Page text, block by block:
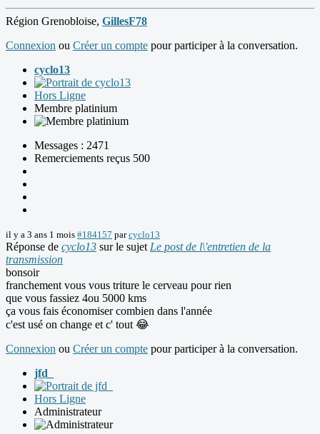
Région Grenobloise, GillesF78
Connexion ou Créer un compte pour participer à la conversation.
cyclo13
Hors Ligne
Membre platinium
Messages : 2471
Remerciements reçus 500
il y a 3 ans 1 mois #184157 parcyclo13
Réponse de cyclo13 sur le sujet Le post de l\'entretien de la
transmission
bonsoir
franchement vous vous triture le cerveau pour rien
que vous fassiez 4ou 5000 kms
ça vous fais économiser combien dans l'année
c'est usé on change et c' tout 😂
Connexion ou Créer un compte pour participer à la conversation.
jfd_
Hors Ligne
Administrateur